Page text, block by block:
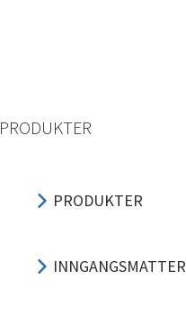
PRODUKTER
PRODUKTER
INNGANGSMATTER